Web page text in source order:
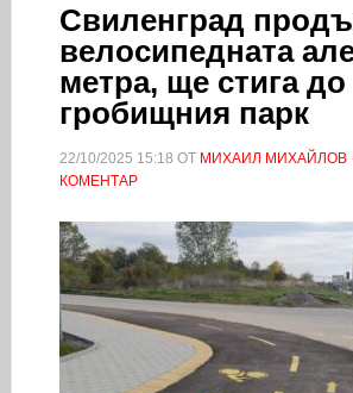
Свиленград
велосипедната
метра, ще стига до
гробищния парк
22/10/2025 15:18 ОТ МИХАИЛ МИХАЙЛОВ
КОМЕНТАР